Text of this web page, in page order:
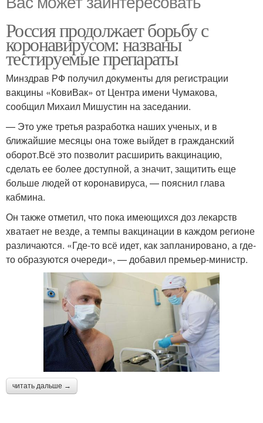
Россия продолжает борьбу с
коронавирусом: названы
тестируемые препараты
Минздрав РФ получил документы для регистрации
вакцины «КовиВак» от Центра имени Чумакова,
сообщил Михаил Мишустин на заседании.
— Это уже третья разработка наших ученых, и в
ближайшие месяцы она тоже выйдет в гражданский
оборот.Всё это позволит расширить вакцинацию,
сделать ее более доступной, а значит, защитить еще
больше людей от коронавируса, — пояснил глава
кабмина.
Он также отметил, что пока имеющихся доз лекарств
хватает не везде, а темпы вакцинации в каждом регионе
различаются. «Где-то всё идет, как запланировано, а где-
то образуются очереди», — добавил премьер-министр.
читать дальше →